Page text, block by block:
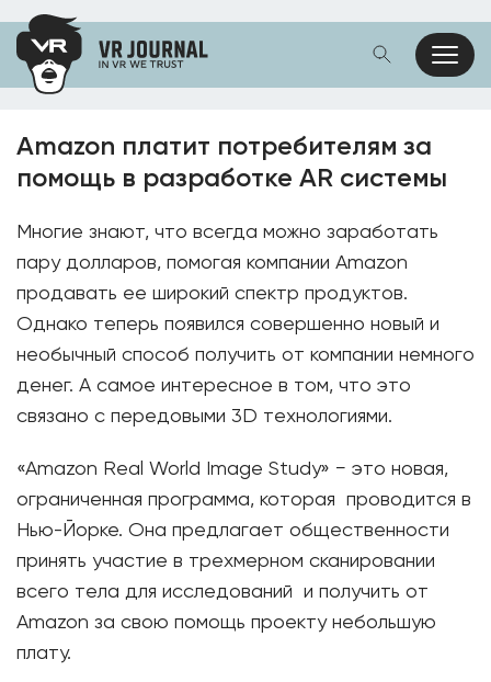
Amazon платит потребителям за
помощь в разработке AR системы
Многие знают, что всегда можно заработать
пару долларов, помогая компании Amazon
продавать ее широкий спектр продуктов.
Однако теперь появился совершенно новый и
необычный способ получить от компании немного
денег. А самое интересное в том, что это
связано с передовыми 3D технологиями.
«Amazon Real World Image Study» − это новая,
ограниченная программа, которая проводится в
Нью-Йорке. Она предлагает общественности
принять участие в трехмерном сканировании
всего тела для исследований и получить от
Amazon за свою помощь проекту небольшую
плату.